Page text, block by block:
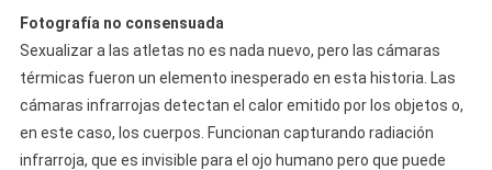
Fotografía no consensuada
Sexualizar a las atletas no es nada nuevo, pero las cámaras
térmicas fueron un elemento inesperado en esta historia. Las
cámaras infrarrojas detectan el calor emitido por los objetos o,
en este caso, los cuerpos. Funcionan capturando radiación
infrarroja, que es invisible para el ojo humano pero que puede